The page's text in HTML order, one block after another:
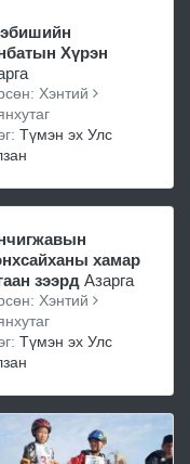
Хүрэн
Төрсөн: Хэнтий
Түмэн эх Улс
хамар
зээрд Азарга
Төрсөн: Хэнтий
Түмэн эх Улс